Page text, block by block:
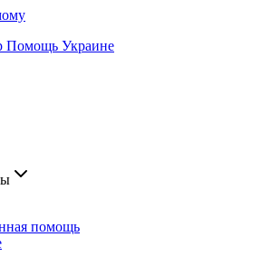
Помощь Украине
помощь